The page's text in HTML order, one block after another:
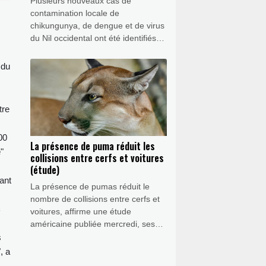
a
وإنسانية. ومن يثير مثل هذه التوقعات، لا
يحق له أن يشكو من أنه يُقيَّم مبكرًا على
أساس إعلاناته الخاصة.
contamination locale de
chikungunya, de dengue et de virus
du Nil occidental ont été identifiés
l'Hexagone, indique Santé publique
La présence de puma réduit les
collisions entre cerfs et voitures
(étude)
La présence de pumas réduit le
nombre de collisions entre cerfs et
voitures, affirme une étude
américaine publiée mercredi, ses